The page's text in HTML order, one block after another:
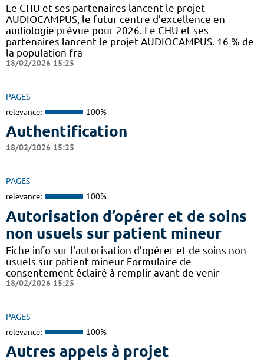
Le CHU et ses partenaires lancent le projet
AUDIOCAMPUS, le futur centre d’excellence en
audiologie prévue pour 2026. Le CHU et ses
partenaires lancent le projet AUDIOCAMPUS. 16 % de
la population fra
18/02/2026 15:25
PAGES
relevance: 100%
Authentification
18/02/2026 15:25
PAGES
relevance: 100%
Autorisation d’opérer et de soins
non usuels sur patient mineur
Fiche info sur l'autorisation d’opérer et de soins non
usuels sur patient mineur Formulaire de
consentement éclairé à remplir avant de venir
18/02/2026 15:25
PAGES
relevance: 100%
Autres appels à projet